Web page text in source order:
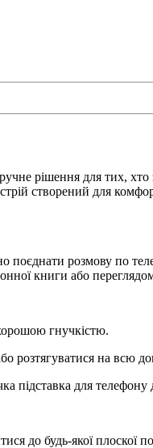
рішення для тих,
створений для
розмову по
книги або
гнучкістю.
розтягуватися на всю
підставка для
до будь-якої плоскої